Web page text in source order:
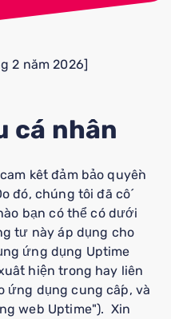
2 năm 2026]
cá nhân
kết đảm bảo quyền
đó, chúng tôi đã cố
bạn có thể có dưới
tư này áp dụng cho
ứng dụng Uptime
hiện trong hay liên
ứng dụng cung cấp, và
web Uptime"). Xin